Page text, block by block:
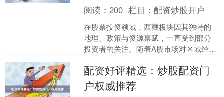
阅读：200 栏目：配资炒股开户
在股票投资领域，西藏板块因其独特的
地理、政策与资源禀赋，一直受到部分
投资者的关注。随着A股市场对区域经济
大资金杠杆的操作方式，....
配资好评精选：炒股配资门
户权威推荐